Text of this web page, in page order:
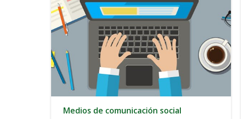
Medios de comunicación social